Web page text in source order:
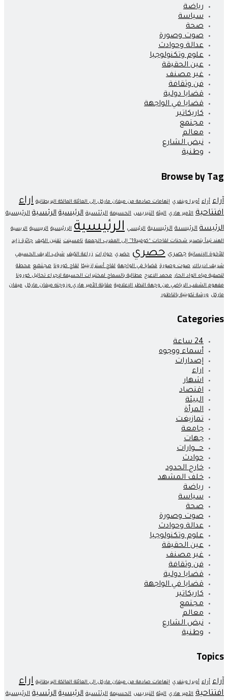
رياضة
سياسة
صحة
صوت وصورة
عدالة وحوادث
علوم وتكنولوجيا
عين الحقيقة
غير مصنف
فن وثقافة
قضايا دولية
قضايا في الواجهة
كاريكاتير
مجتمع
معالم
نبض الشارع
وطنية
Browse by Tag
آراء أراء أوبرا وينفري إتهامات صادمة من ميغان ماركل إلى العائلة المالكة البريطانية اراء
افتتاحية الأمير هاري البيئة التبريس الحسيمة الرئئسية الرئبسية الرئسية الرئيبسية
الرئيسة الرئيسىة الرئيسىية الرئيسي الرئيسية الررئيسية الرىيسية الريسية
الهند تبدأ بتصدير شحنات لقاحات “كوفيد19” إلى المغرب الجمعة تامسينت تقنين الكيف جائزة زايد
للأخوة الإنسانية جصري حصري حضري حوارات زراعة الكيف شباب الريف الحسيمي
شريف ادرداك صوت وصورة قضايا في الواجهة لقاح أسترازينيكا لقاح كورونا مجتمع محطة
لتصفية مياه الواد الحار محمد الاعرج مطالبة بالسماح لمختبرات الحسيمة لإجراء تحاليل كورونا
مفهوم الشغب الرياضي من وجهة النظر الإعلامية مقابلة الأمير هاري وزوجته ميغان ماركل ميغان
ماركل ورشة تكوينية بالناظور
Categories
24 ساعة
أسماء ووجوه
إصدارات
اراء
اشهار
اقتصاد
البيئة
المرأة
تمازيغت
جامعة
جهات
حــــوارات
حوادث
خارج الحدود
خلف المشهد
رياضة
سياسة
صحة
صوت وصورة
عدالة وحوادث
علوم وتكنولوجيا
عين الحقيقة
غير مصنف
فن وثقافة
قضايا دولية
قضايا في الواجهة
كاريكاتير
مجتمع
معالم
نبض الشارع
وطنية
Topics
آراء أراء أوبرا وينفري إتهامات صادمة من ميغان ماركل إلى العائلة المالكة البريطانية اراء
افتتاحية الأمير هاري البيئة التبريس الحسيمة الرئئسية الرئبسية الرئسية الرئيبسية